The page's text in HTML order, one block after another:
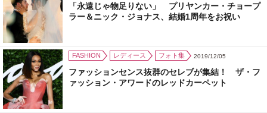
「永遠じゃ物足りない」 プリヤンカー・チョープ
ラー＆ニック・ジョナス、結婚1周年をお祝い
FASHION レディース フォト集 2019/12/05
ファッションセンス抜群のセレブが集結！ ザ・フ
ァッション・アワードのレッドカーペット